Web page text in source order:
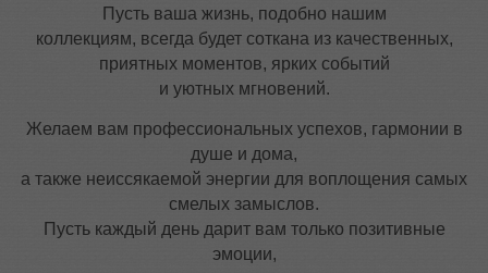
Пусть ваша жизнь, подобно нашим
коллекциям, всегда будет соткана из качественных,
приятных моментов, ярких событий
и уютных мгновений.
Желаем вам профессиональных успехов, гармонии в
душе и дома,
а также неиссякаемой энергии для воплощения самых
смелых замыслов.
Пусть каждый день дарит вам только позитивные
эмоции,